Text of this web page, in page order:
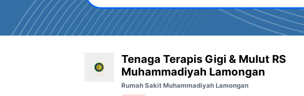
Tenaga Terapis Gigi & Mulut RS
Muhammadiyah Lamongan
Rumah Sakit Muhammadiyah Lamongan